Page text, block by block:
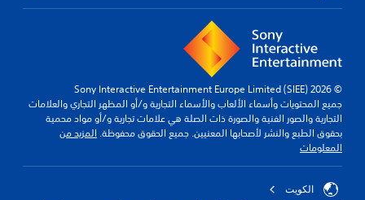
© 2026 Sony Interactive Entertainment Europe Limited (SIEE)
جميع المحتويات وأسماء الألعاب والأسماء التجارية و/أو المظهر التجاري والعلامات
التجارية والصور الفنية والصورة ذات الصلة هي علامات تجارية و/أو مواد محمية
بحقوق الطبع والنشر لأصحابها المعنيين. جميع الحقوق محفوظة. المزيد من
المعلومات
الكويت‎